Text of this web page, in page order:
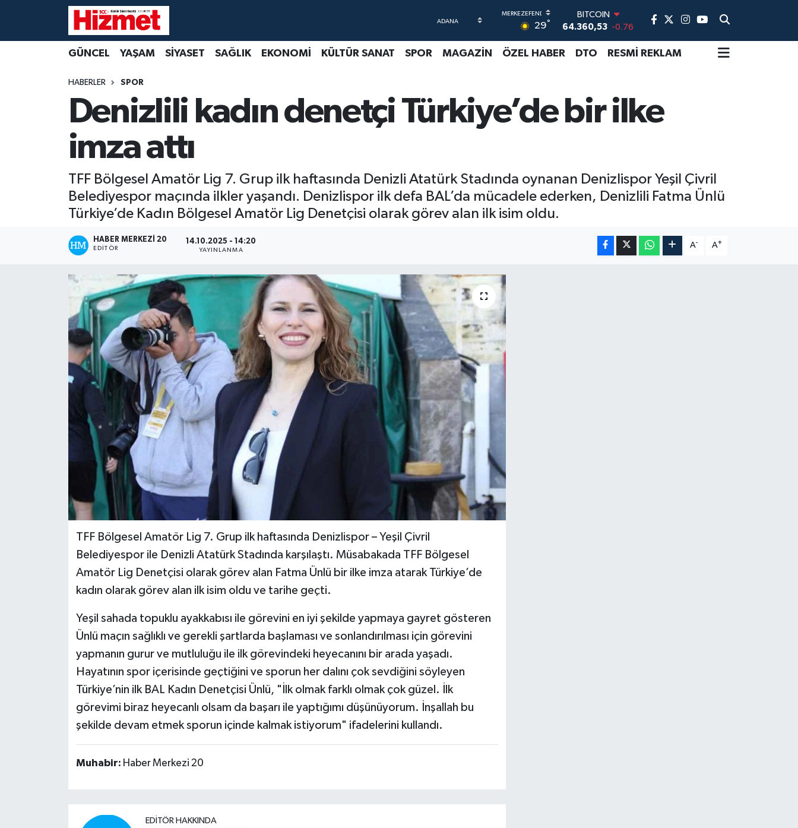
29°
BITCOIN
64.360,53 -0.76
DOLAR
47,7069
0.17
64,1897
0.02
GRAM ALTIN
GÜNCEL YAŞAM SİYASET SAĞLIK EKONOMİ KÜLTÜR SANAT SPOR MAGAZİN ÖZEL HABER DTO RESMİ REKLAM
HABERLER SPOR
Denizlili kadın denetçi Türkiye’de bir ilke
imza attı
TFF Bölgesel Amatör Lig 7. Grup ilk haftasında Denizli Atatürk Stadında oynanan Denizlispor Yeşil Çivril
Belediyespor maçında ilkler yaşandı. Denizlispor ilk defa BAL’da mücadele ederken, Denizlili Fatma Ünlü
Türkiye’de Kadın Bölgesel Amatör Lig Denetçisi olarak görev alan ilk isim oldu.
HABER MERKEZI 20
EDITÖR
14.10.2025 - 14:20
YAYINLANMA
A- A+
TFF Bölgesel Amatör Lig 7. Grup ilk haftasında Denizlispor – Yeşil Çivril
Belediyespor ile Denizli Atatürk Stadında karşılaştı. Müsabakada TFF Bölgesel
Amatör Lig Denetçisi olarak görev alan Fatma Ünlü bir ilke imza atarak Türkiye’de
kadın olarak görev alan ilk isim oldu ve tarihe geçti.
Yeşil sahada topuklu ayakkabısı ile görevini en iyi şekilde yapmaya gayret gösteren
Ünlü maçın sağlıklı ve gerekli şartlarda başlaması ve sonlandırılması için görevini
yapmanın gurur ve mutluluğu ile ilk görevindeki heyecanını bir arada yaşadı.
Hayatının spor içerisinde geçtiğini ve sporun her dalını çok sevdiğini söyleyen
Türkiye’nin ilk BAL Kadın Denetçisi Ünlü, "İlk olmak farklı olmak çok güzel. İlk
görevimi biraz heyecanlı olsam da başarı ile yaptığımı düşünüyorum. İnşallah bu
şekilde devam etmek sporun içinde kalmak istiyorum" ifadelerini kullandı.
Muhabir: Haber Merkezi 20
EDITÖR HAKKINDA
KÜLTÜR SANAT
MAGAZİN
RESMİ REKLAM
Denizli Nöbetçi Eczaneler
Denizli Trafik Yoğunluk Haritası
Süper Lig Puan Durumu ve Fikstür
Son Dakika Haberleri